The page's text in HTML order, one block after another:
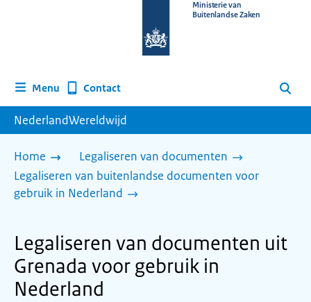
homepage
Ministerie van
Buitenlandse Zaken
Menu Contact Zoeken
NederlandWereldwijd
Home
Legaliseren van documenten
Legaliseren van buitenlandse documenten voor
gebruik in Nederland
Legaliseren van documenten uit
Grenada voor gebruik in
Nederland